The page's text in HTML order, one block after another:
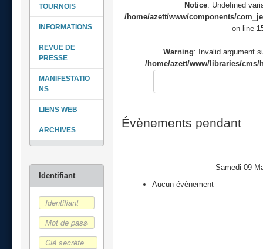
TOURNOIS
INFORMATIONS
REVUE DE
PRESSE
MANIFESTATIO
NS
LIENS WEB
ARCHIVES
Notice: Undefined
/home/azett/www/components/
on line
Warning: Invalid argument
/home/azett/www/libraries/cms/
Évènements pendant
Samedi 09
Aucun évènement